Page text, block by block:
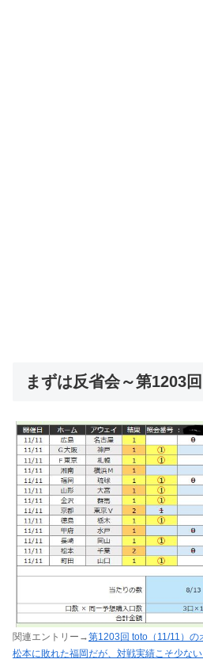
まずは反省会～第1203
関連エントリー→第1203回 toto（11/11）
松本に敗れた福岡だが、対戦実績こそ少な